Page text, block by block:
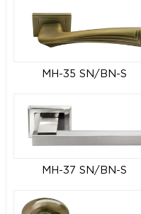
MH-35 SN/BN-S
MH-37 SN/BN-S